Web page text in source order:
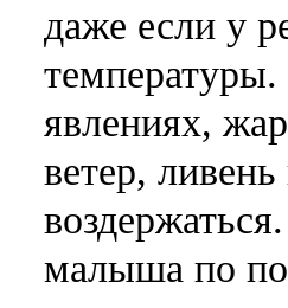
даже если у
явлениях,
ветер,
малыша по